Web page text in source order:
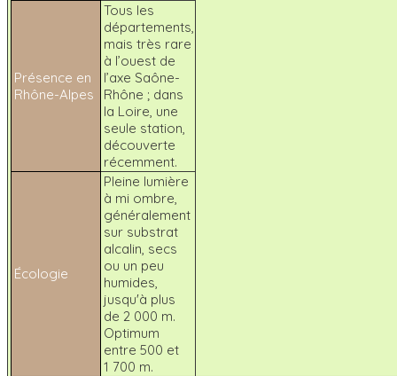
Présence en
Rhône-Alpes
Tous les
départements,
mais très rare
à l’ouest de
l’axe Saône-
Rhône ; dans
la Loire, une
seule station,
découverte
récemment.
Écologie
Pleine lumière
à mi ombre,
généralement
sur substrat
alcalin, secs
ou un peu
humides,
jusqu'à plus
de 2 000 m.
Optimum
entre 500 et
1 700 m.